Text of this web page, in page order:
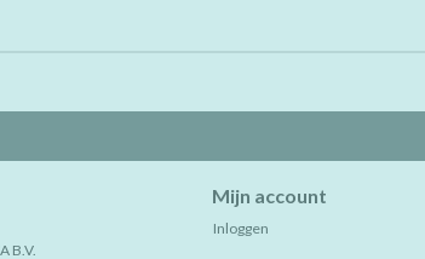
B.V.
Mijn account
Inloggen